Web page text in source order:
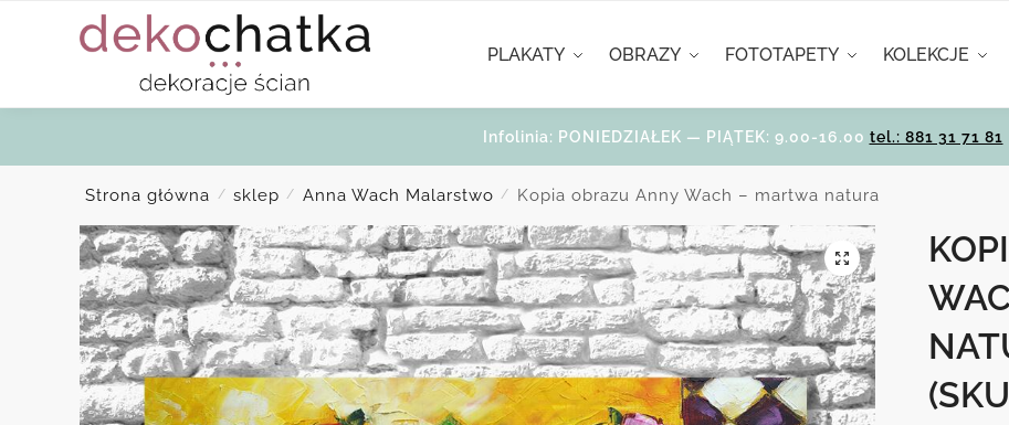
PLAKATY OBRAZY FOTOTAPETY KOLEKCJE
Infolinia: PONIEDZIAŁEK — PIĄTEK: 9.00-16.00 tel.: 881 31 71 81
Strona główna / sklep / Anna Wach Malarstwo / Kopia obrazu Anny Wach – martwa natura